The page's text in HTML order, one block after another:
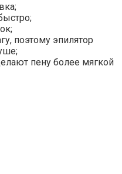
поэтому эпилятор
пену более мягкой